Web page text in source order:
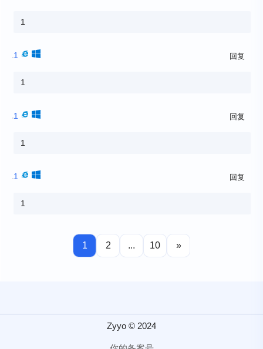
1
1 回复
1
1 回复
1
1 回复
1
1 2 ... 10 »
Zyyo © 2024